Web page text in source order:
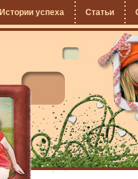
Истории успеха Статьи